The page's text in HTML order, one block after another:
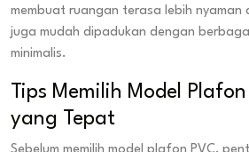
membuat ruangan terasa lebih nyaman
juga mudah dipadukan dengan
minimalis.
Tips Memilih Model
yang Tepat